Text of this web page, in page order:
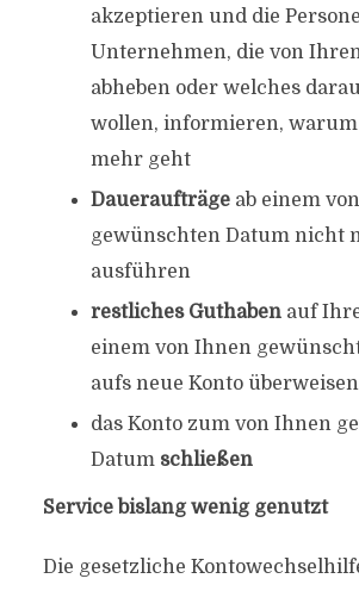
akzeptieren und die
Unternehmen, die von
abheben oder welches
wollen, informieren,
mehr geht
Daueraufträgeab einem
gewünschten Datum nicht
ausführen
restliches Guthabenauf
einem von Ihnen
aufs neue Konto überweisen
das Konto zum von Ihnen
Datum schließen
Service bislang wenig genutzt
Die gesetzliche